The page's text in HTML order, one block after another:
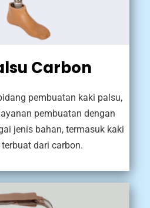
Carbon
pembuatan kaki palsu,
pembuatan dengan
jenis bahan, termasuk kaki
dari carbon.